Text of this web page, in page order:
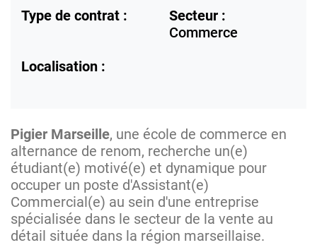
Type de contrat :
Secteur :
Commerce
Localisation :
Pigier Marseille, une école de commerce en
alternance de renom, recherche un(e)
étudiant(e) motivé(e) et dynamique pour
occuper un poste d'Assistant(e)
Commercial(e) au sein d'une entreprise
spécialisée dans le secteur de la vente au
détail située dans la région marseillaise.